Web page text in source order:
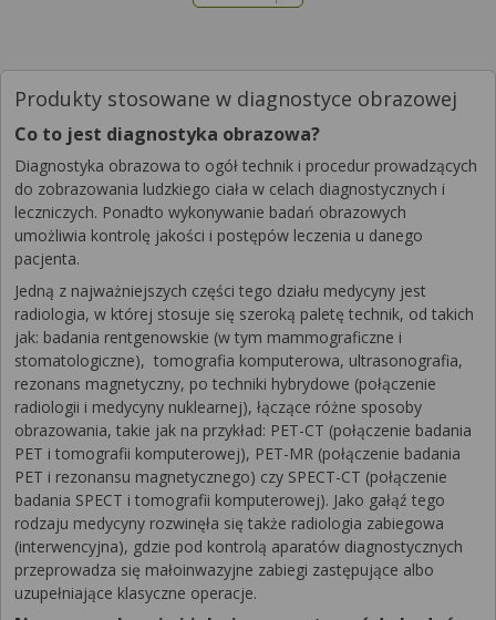
Produkty stosowane w diagnostyce obrazowej
Co to jest diagnostyka obrazowa?
Diagnostyka obrazowa to ogół technik i procedur prowadzących
do zobrazowania ludzkiego ciała w celach diagnostycznych i
leczniczych. Ponadto wykonywanie badań obrazowych
umożliwia kontrolę jakości i postępów leczenia u danego
pacjenta.
Jedną z najważniejszych części tego działu medycyny jest
radiologia, w której stosuje się szeroką paletę technik, od takich
jak: badania rentgenowskie (w tym mammograficzne i
stomatologiczne), tomografia komputerowa, ultrasonografia,
rezonans magnetyczny, po techniki hybrydowe (połączenie
radiologii i medycyny nuklearnej), łączące różne sposoby
obrazowania, takie jak na przykład: PET-CT (połączenie badania
PET i tomografii komputerowej), PET-MR (połączenie badania
PET i rezonansu magnetycznego) czy SPECT-CT (połączenie
badania SPECT i tomografii komputerowej). Jako gałąź tego
rodzaju medycyny rozwinęła się także radiologia zabiegowa
(interwencyjna), gdzie pod kontrolą aparatów diagnostycznych
przeprowadza się małoinwazyjne zabiegi zastępujące albo
uzupełniające klasyczne operacje.